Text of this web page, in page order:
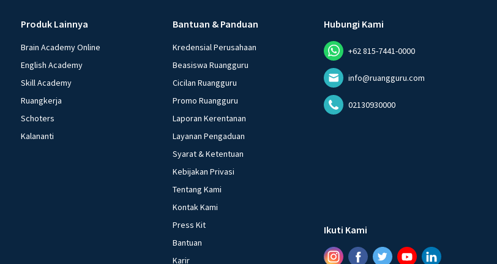
Produk Lainnya
Brain Academy Online
English Academy
Skill Academy
Ruangkerja
Schoters
Kalananti
Bantuan & Panduan
Kredensial Perusahaan
Beasiswa Ruangguru
Cicilan Ruangguru
Promo Ruangguru
Laporan Kerentanan
Layanan Pengaduan
Syarat & Ketentuan
Kebijakan Privasi
Tentang Kami
Kontak Kami
Press Kit
Bantuan
Karir
Hubungi Kami
+62 815-7441-0000
info@ruangguru.com
02130930000
Ikuti Kami